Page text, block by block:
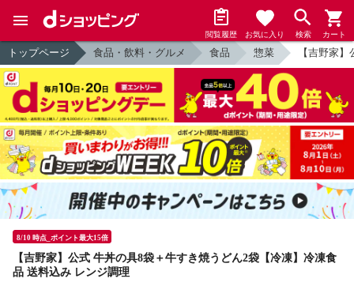
閲覧履歴 お気に入り 検索 カート
トップページ 食品・飲料・グルメ 食品 惣菜 【吉野家
8/10 時点_ポイント最大15倍
【吉野家】公式 牛丼の具8袋＋牛すき焼うどん2袋【冷凍】冷凍食
品 送料込み レンジ調理